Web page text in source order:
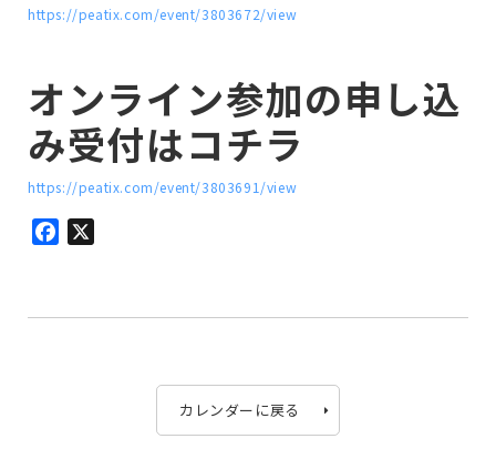
https://peatix.com/event/3803672/view
オンライン参加の申し込
み受付はコチラ
https://peatix.com/event/3803691/view
Facebook
カレンダーに戻る